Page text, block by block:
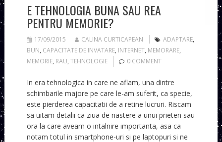
E TEHNOLOGIA BUNA SAU REA
PENTRU MEMORIE?
17/09/2015 CALINA CURTICAPEAN ADAPTARE,
BUN, CAPACITATE DE INVATARE, INTERNET, MEMORARE,
MEMORIE, RAU, TEHNOLOGIE 0 COMMENT
In era tehnologica in care ne aflam, una dintre
schimbarile majore pe care le-am suferit, ca specie,
este pierderea capacitatii de a retine lucruri. Riscam
sa uitam detalii ca ziua de nastere a unui prieten sau
ora la care aveam o intalnire importanta, asa ca
notam totul in smartphone-uri si pe laptopuri si ne